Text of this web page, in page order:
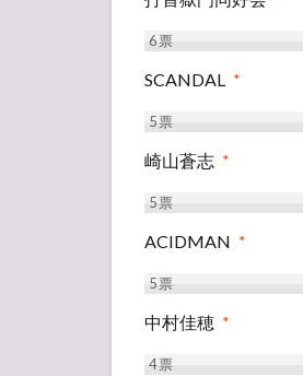
6票
SCANDAL *
5票
崎山蒼志 *
5票
ACIDMAN *
5票
中村佳穂 *
4票